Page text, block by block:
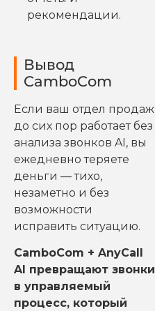
рекомендации.
Вывод
CamboCom
Если ваш отдел продаж
до сих пор работает без
анализа звонков AI, вы
ежедневно теряете
деньги — тихо,
незаметно и без
возможности
исправить ситуацию.
CamboCom + AnyCall
AI превращают звонки
в управляемый
процесс, который